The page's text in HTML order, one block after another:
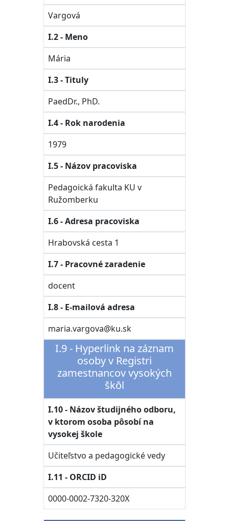
Vargová
I.2 - Meno
Mária
I.3 - Tituly
PaedDr., PhD.
I.4 - Rok narodenia
1979
I.5 - Názov pracoviska
Pedagoická fakulta KU v
Ružomberku
I.6 - Adresa pracoviska
Hrabovská cesta 1
I.7 - Pracovné zaradenie
docent
I.8 - E-mailová adresa
maria.vargova@ku.sk
I.9 - Hyperlink na záznam
osoby v Registri
zamestnancov vysokých
škôl
I.10 - Názov študijného odboru,
v ktorom osoba pôsobí na
vysokej škole
Učiteľstvo a pedagogické vedy
I.11 - ORCID iD
0000-0002-7320-320X